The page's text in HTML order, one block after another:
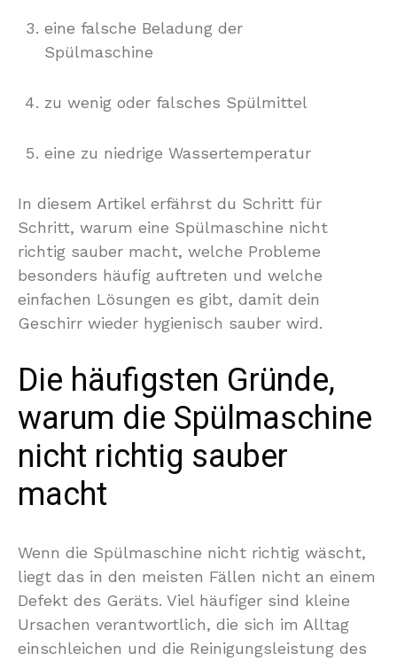
eine falsche Beladung der
Spülmaschine
zu wenig oder falsches Spülmittel
eine zu niedrige Wassertemperatur
In diesem Artikel erfährst du Schritt für
Schritt, warum eine Spülmaschine nicht
richtig sauber macht, welche Probleme
besonders häufig auftreten und welche
einfachen Lösungen es gibt, damit dein
Geschirr wieder hygienisch sauber wird.
Die häufigsten Gründe,
warum die Spülmaschine
nicht richtig sauber
macht
Wenn die Spülmaschine nicht richtig wäscht,
liegt das in den meisten Fällen nicht an einem
Defekt des Geräts. Viel häufiger sind kleine
Ursachen verantwortlich, die sich im Alltag
einschleichen und die Reinigungsleistung des